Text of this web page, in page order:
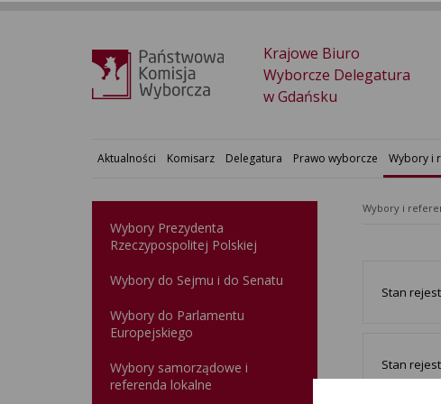
Krajowe Biuro
Wyborcze Delegatura
w Gdańsku
Aktualności Komisarz Delegatura Prawo wyborcze Wybory i
Wybory Prezydenta
Rzeczypospolitej Polskiej
Wybory do Sejmu i do Senatu
Wybory do Parlamentu
Europejskiego
Wybory samorządowe i
referenda lokalne
Wybory i
Stan
Stan